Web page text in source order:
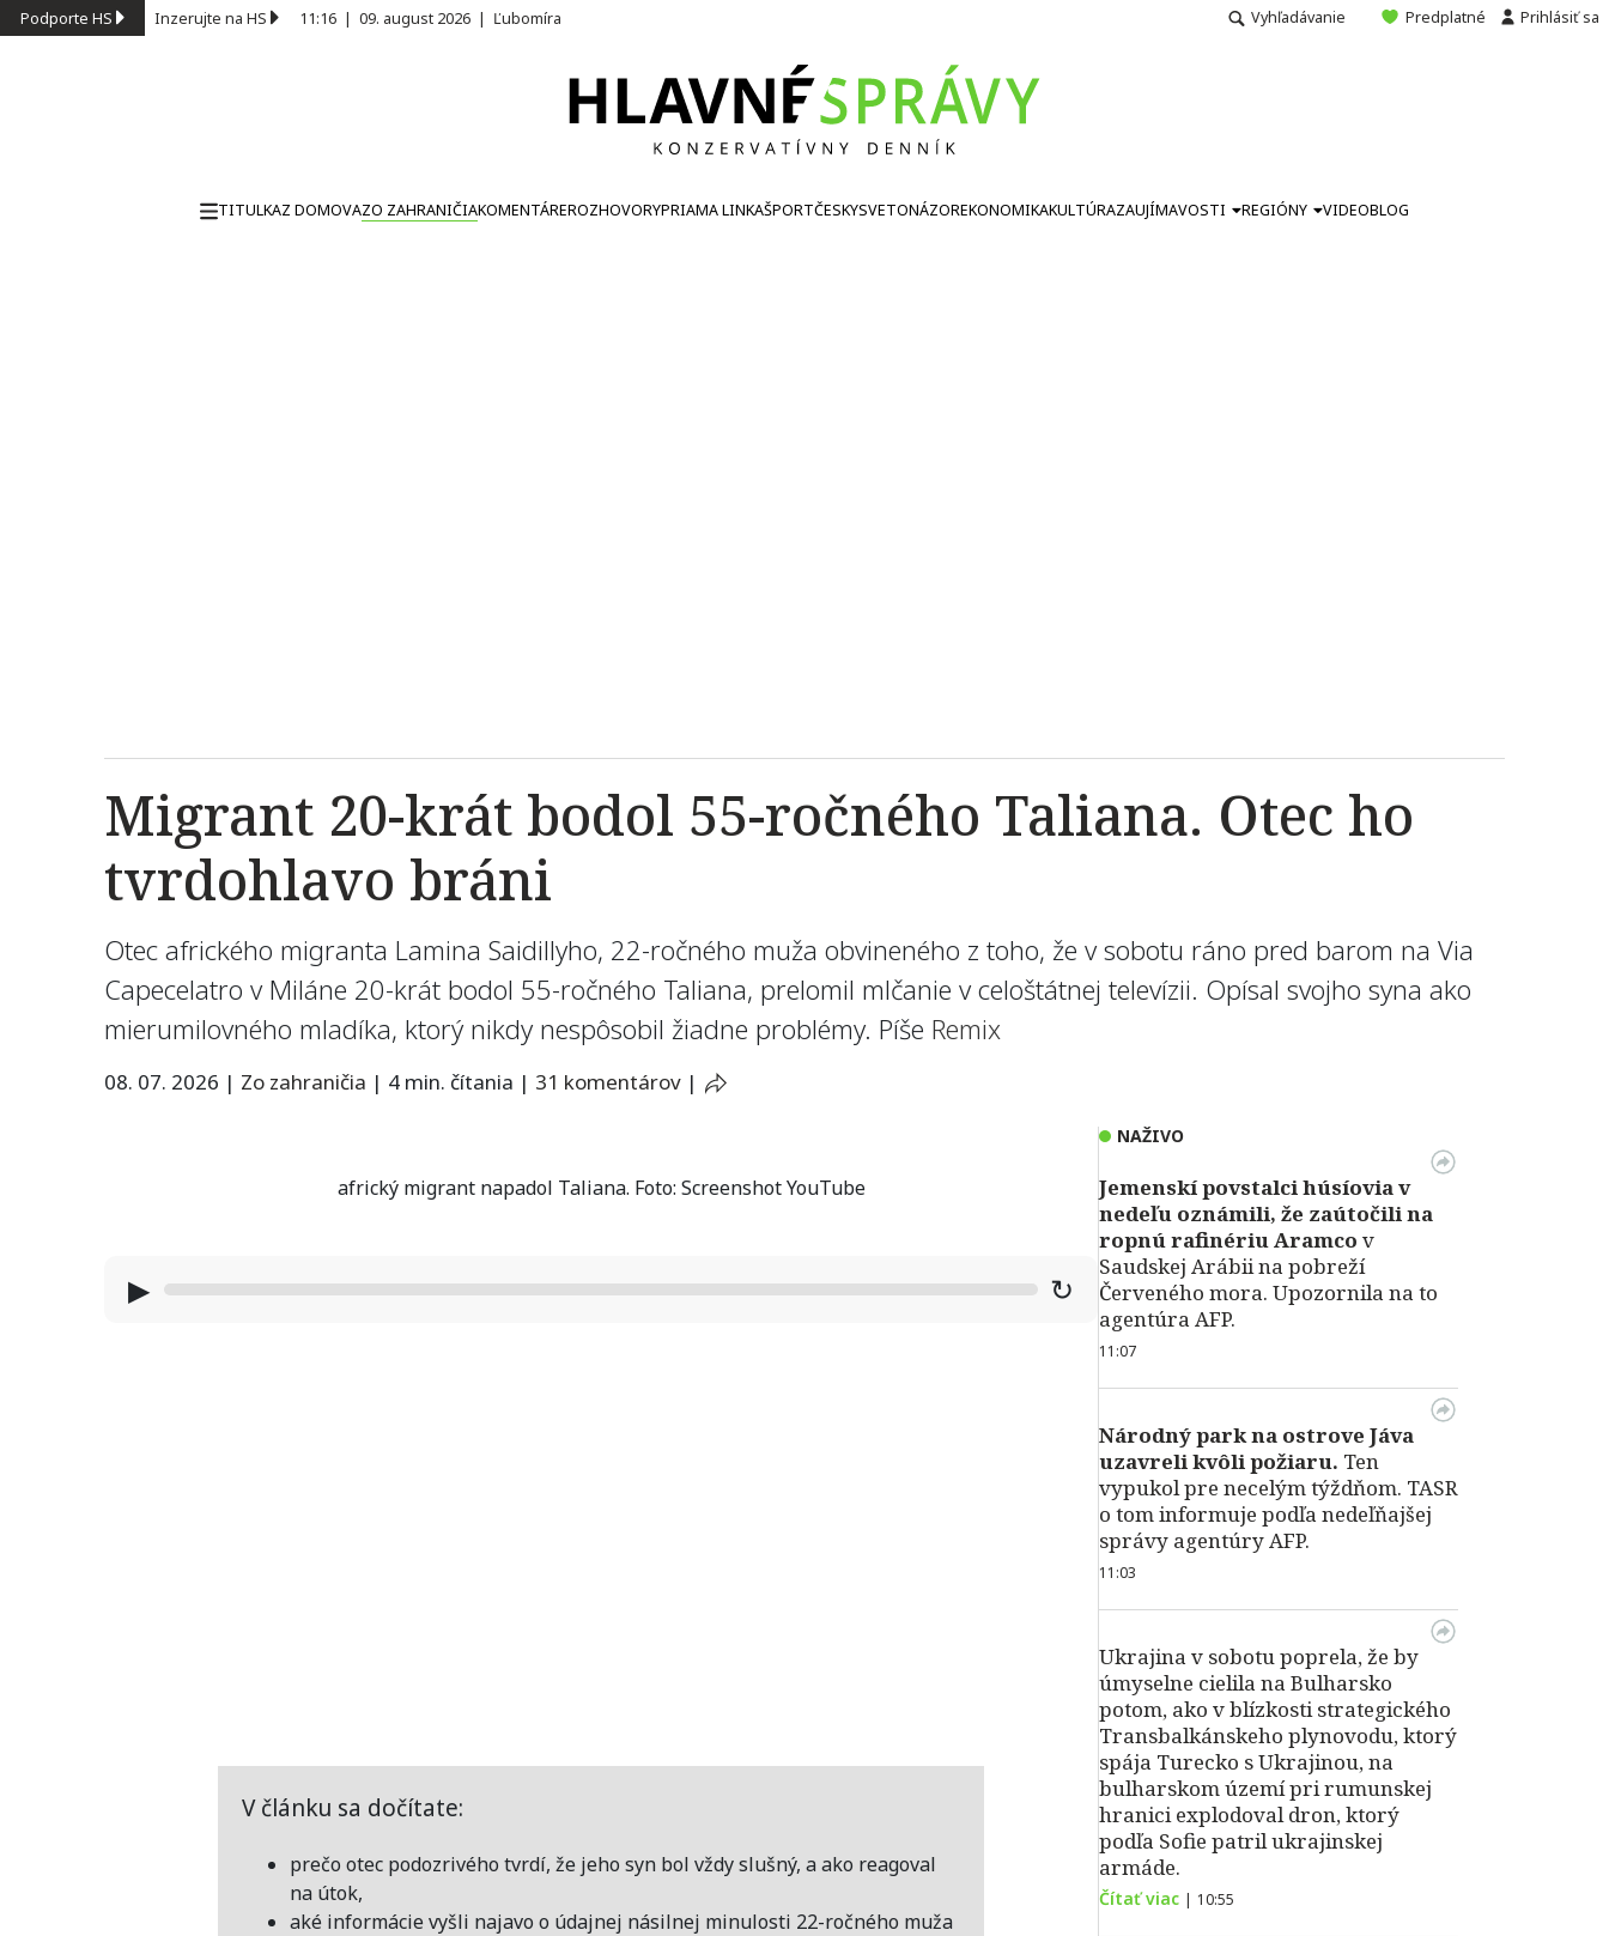
Podporte HS Inzerujte na HS 11:16 | 09. august 2026 | Ľubomíra Vyhľadávanie Predplatné Prihlásiť sa
TITULKAZ DOMOVAZO ZAHRANIČIAKOMENTÁREROZHOVORYPRIAMA LINKAŠPORTČESKYSVETONÁZOREKONOMIKAKULTÚRAZAUJÍMAVOSTI REGIÓNY VIDEOBLOG
Migrant 20-krát bodol 55-ročného Taliana. Otec ho
tvrdohlavo bráni
Otec afrického migranta Lamina Saidillyho, 22-ročného muža obvineného z toho, že v sobotu ráno pred barom na Via
Capecelatro v Miláne 20-krát bodol 55-ročného Taliana, prelomil mlčanie v celoštátnej televízii. Opísal svojho syna ako
mierumilovného mladíka, ktorý nikdy nespôsobil žiadne problémy. Píše Remix
08. 07. 2026 | Zo zahraničia | 4 min. čítania | 31 komentárov |
africký migrant napadol Taliana. Foto: Screenshot YouTube
▶ ↻
V článku sa dočítate:
prečo otec podozrivého tvrdí, že jeho syn bol vždy slušný, a ako reagoval
na útok,
aké informácie vyšli najavo o údajnej násilnej minulosti 22-ročného muža
NAŽIVO
Jemenskí povstalci húsíovia v
nedeľu oznámili, že zaútočili na
ropnú rafinériu Aramco v
Saudskej Arábii na pobreží
Červeného mora. Upozornila na to
agentúra AFP.
11:07
Národný park na ostrove Jáva
uzavreli kvôli požiaru. Ten
vypukol pre necelým týždňom. TASR
o tom informuje podľa nedeľňajšej
správy agentúry AFP.
11:03
Ukrajina v sobotu poprela, že by
úmyselne cielila na Bulharsko
potom, ako v blízkosti strategického
Transbalkánskeho plynovodu, ktorý
spája Turecko s Ukrajinou, na
bulharskom území pri rumunskej
hranici explodoval dron, ktorý
podľa Sofie patril ukrajinskej
armáde.
Čítať viac | 10:55